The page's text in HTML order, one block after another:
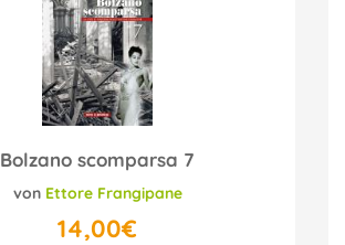
Bolzano scomparsa 7
von Ettore Frangipane
14,00€